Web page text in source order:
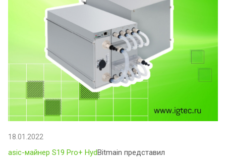
18.01.2022
asic-майнер S19 Pro+ HydBitmain представил